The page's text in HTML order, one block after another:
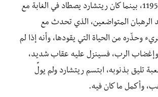
في أحد أيام عام 1195، بينما كان ريتشارد يصطاد في الغابة مع
الرهبان المتواضعين، الذي تحدث مع
وحذّره من الحياة التي يقودها، وأنه إذا لم
الرب، فسينزل عليه عقاب شديد،
تليق بذنوبه، ابتسم ريتشارد ولم يولِّ
وأكمل ما كان فيه.